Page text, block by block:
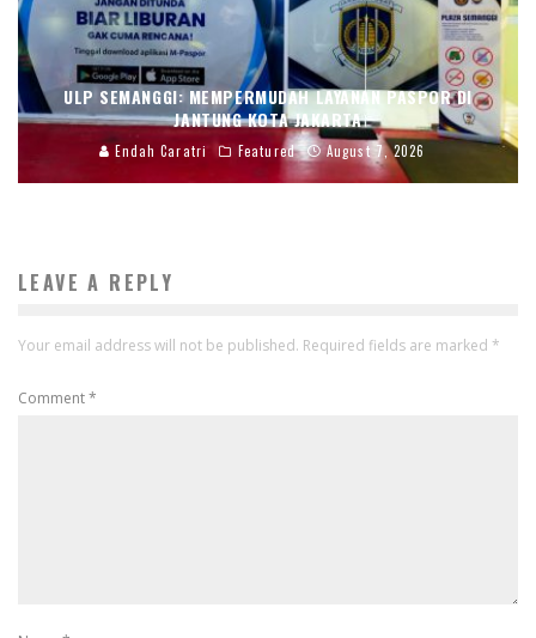
ULP SEMANGGI: MEMPERMUDAH LAYANAN PASPOR DI
JANTUNG KOTA JAKARTA
Endah Caratri Featured August 7, 2026
LEAVE A REPLY
Your email address will not be published. Required fields are marked *
Comment*